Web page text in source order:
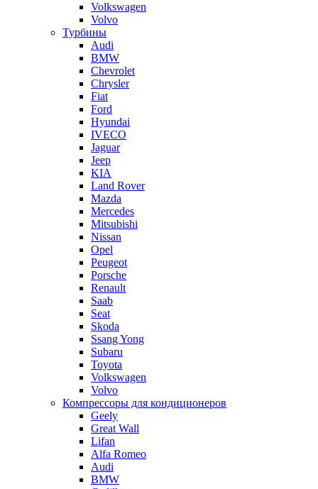
Volkswagen
Volvo
Турбины
Audi
BMW
Chevrolet
Chrysler
Fiat
Ford
Hyundai
IVECO
Jaguar
Jeep
KIA
Land Rover
Mazda
Mercedes
Mitsubishi
Nissan
Opel
Peugeot
Porsche
Renault
Saab
Seat
Skoda
Ssang Yong
Subaru
Toyota
Volkswagen
Volvo
Компрессоры для кондиционеров
Geely
Great Wall
Lifan
Alfa Romeo
Audi
BMW